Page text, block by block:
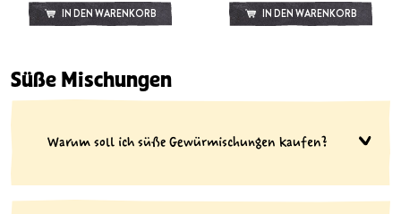
IN DEN WARENKORB IN DEN WARENKORB
Süße Mischungen
Warum soll ich süße Gewürmischungen kaufen?